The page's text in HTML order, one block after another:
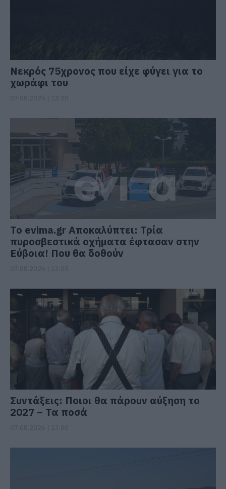
Νεκρός 75χρονος που είχε φύγει για το
χωράφι του
Το evima.gr Αποκαλύπτει: Τρία
πυροσβεστικά οχήματα έφτασαν στην
Εύβοια! Που θα δοθούν
Συντάξεις: Ποιοι θα πάρουν αύξηση το
2027 – Τα ποσά